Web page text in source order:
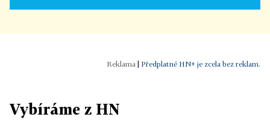
Předplatné HN+ je zcela bez reklam.
Vybíráme z HN